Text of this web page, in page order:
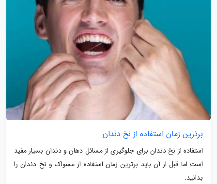
برترین زمان استفاده از نخ دندان
استفاده از نخ دندان برای جلوگیری از مسائل دهان و دندان بسیار مفید
است اما قبل از آن باید برترین زمان استفاده از مسواک و نخ دندان را
بدانید.